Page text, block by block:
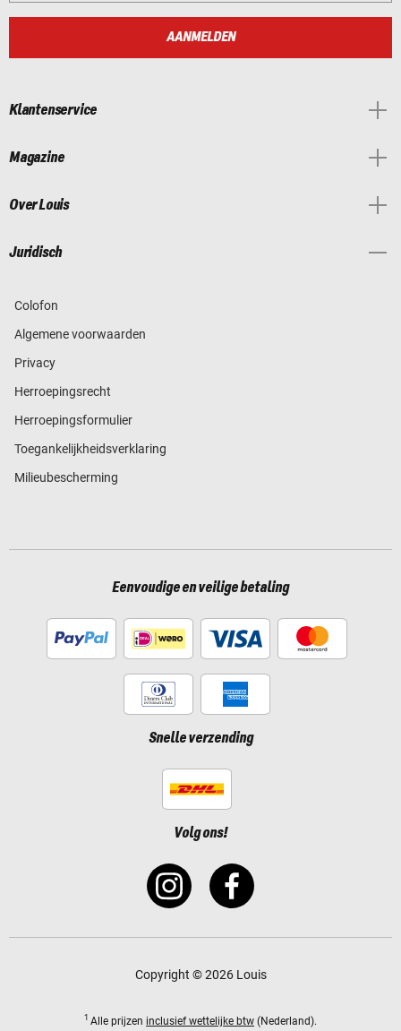
AANMELDEN
Klantenservice
Magazine
Over Louis
Juridisch
Colofon
Algemene voorwaarden
Privacy
Herroepingsrecht
Herroepingsformulier
Toegankelijkheidsverklaring
Milieubescherming
Eenvoudige en veilige betaling
Snelle verzending
Volg ons!
Copyright © 2026 Louis
1 Alle prijzen inclusief wettelijke btw (Nederland).